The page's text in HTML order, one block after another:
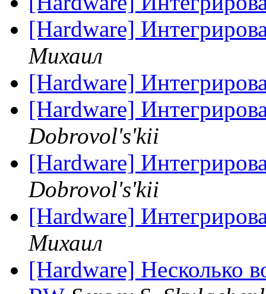
[Hardware]
Михаил
[Hardware]
[Hardware]
Dobrovol's'kii
[Hardware]
Dobrovol's'kii
[Hardware]
Михаил
[Hardware] Несколько